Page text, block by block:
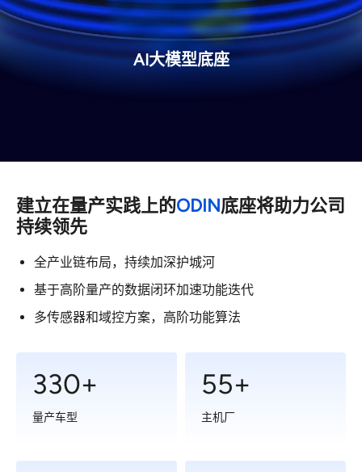
AI大模型底座
建立在量产实践上的ODIN底座将助力公司
持续领先
全产业链布局，持续加深护城河
基于高阶量产的数据闭环加速功能迭代
多传感器和域控方案，高阶功能算法
330+
量产车型
55+
主机厂